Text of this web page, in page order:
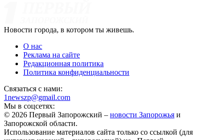
Новости города, в котором ты живешь.
О нас
Реклама на сайте
Редакционная политика
Политика конфиденциальности
Связаться с нами:
1newszp@gmail.com
Мы в соцсетях:
© 2026 Первый Запорожский – новости Запорожья и
Запорожской области.
Использование материалов сайта только со ссылкой (для